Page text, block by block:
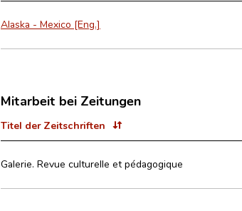
Alaska - Mexico [Eng.]
Mitarbeit bei Zeitungen
Titel der Zeitschriften
Galerie. Revue culturelle et pédagogique